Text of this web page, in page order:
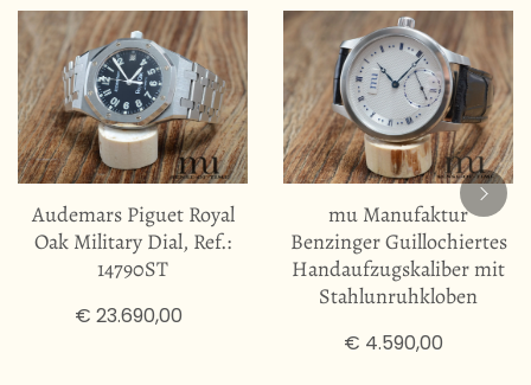
Audemars Piguet Royal
Oak Military Dial, Ref.:
14790ST
€ 23.690,00
mu Manufaktur
Benzinger Guillochiertes
Handaufzugskaliber mit
Stahlunruhkloben
€ 4.590,00